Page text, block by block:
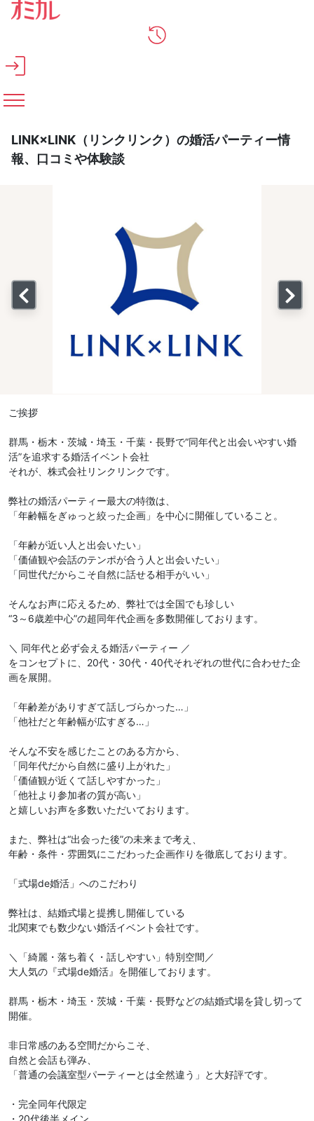
メインコンテンツへスキップ
LINK×LINK（リンクリンク）の婚活パーティー情
報、口コミや体験談
ご挨拶
群馬・栃木・茨城・埼玉・千葉・長野で“同年代と出会いやすい婚
活”を追求する婚活イベント会社
それが、株式会社リンクリンクです。
弊社の婚活パーティー最大の特徴は、
「年齢幅をぎゅっと絞った企画」を中心に開催していること。
「年齢が近い人と出会いたい」
「価値観や会話のテンポが合う人と出会いたい」
「同世代だからこそ自然に話せる相手がいい」
そんなお声に応えるため、弊社では全国でも珍しい
“3～6歳差中心”の超同年代企画を多数開催しております。
＼ 同年代と必ず会える婚活パーティー ／
をコンセプトに、20代・30代・40代それぞれの世代に合わせた企
画を展開。
「年齢差がありすぎて話しづらかった…」
「他社だと年齢幅が広すぎる…」
そんな不安を感じたことのある方から、
「同年代だから自然に盛り上がれた」
「価値観が近くて話しやすかった」
「他社より参加者の質が高い」
と嬉しいお声を多数いただいております。
また、弊社は“出会った後”の未来まで考え、
年齢・条件・雰囲気にこだわった企画作りを徹底しております。
「式場de婚活」へのこだわり
弊社は、結婚式場と提携し開催している
北関東でも数少ない婚活イベント会社です。
＼「綺麗・落ち着く・話しやすい」特別空間／
大人気の『式場de婚活』を開催しております。
群馬・栃木・埼玉・茨城・千葉・長野などの結婚式場を貸し切って
開催。
非日常感のある空間だからこそ、
自然と会話も弾み、
「普通の会議室型パーティーとは全然違う」と大好評です。
・完全同年代限定